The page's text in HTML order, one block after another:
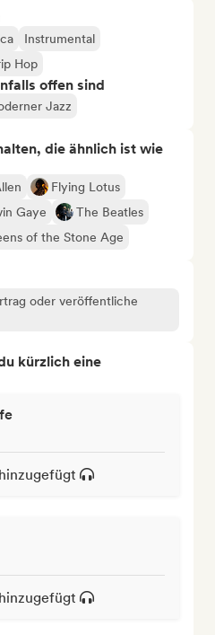
Instrumental
Hop
offen sind
Jazz
die ähnlich ist wie
Flying Lotus
Gaye
The Beatles
of the Stone Age
oder veröffentliche
kürzlich eine